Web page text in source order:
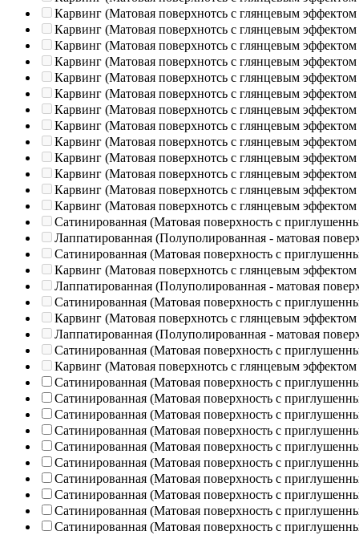
Карвинг (Матовая поверхнотсь с глянцевым эффектом
Карвинг (Матовая поверхнотсь с глянцевым эффектом
Карвинг (Матовая поверхнотсь с глянцевым эффектом
Карвинг (Матовая поверхнотсь с глянцевым эффектом
Карвинг (Матовая поверхнотсь с глянцевым эффектом
Карвинг (Матовая поверхнотсь с глянцевым эффектом
Карвинг (Матовая поверхнотсь с глянцевым эффектом
Карвинг (Матовая поверхнотсь с глянцевым эффектом
Карвинг (Матовая поверхнотсь с глянцевым эффектом
Карвинг (Матовая поверхнотсь с глянцевым эффектом
Карвинг (Матовая поверхнотсь с глянцевым эффектом
Карвинг (Матовая поверхнотсь с глянцевым эффектом
Карвинг (Матовая поверхнотсь с глянцевым эффектом
Сатинированная (Матовая поверхность с
Лаппатированная (Полуполированная - матовая
Сатинированная (Матовая поверхность с
Карвинг (Матовая поверхнотсь с глянцевым эффектом
Лаппатированная (Полуполированная - матовая
Сатинированная (Матовая поверхность с
Карвинг (Матовая поверхнотсь с глянцевым эффектом
Лаппатированная (Полуполированная - матовая
Сатинированная (Матовая поверхность с
Карвинг (Матовая поверхнотсь с глянцевым эффектом
Сатинированная (Матовая поверхность с
Сатинированная (Матовая поверхность с
Сатинированная (Матовая поверхность с
Сатинированная (Матовая поверхность с
Сатинированная (Матовая поверхность с
Сатинированная (Матовая поверхность с
Сатинированная (Матовая поверхность с
Сатинированная (Матовая поверхность с
Сатинированная (Матовая поверхность с
Сатинированная (Матовая поверхность с